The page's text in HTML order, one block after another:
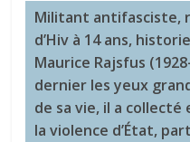
Militant antifasciste,
d’Hiv à 14 ans,
Maurice Rajsfus
dernier les yeux
de sa vie, il a
la violence d’État,